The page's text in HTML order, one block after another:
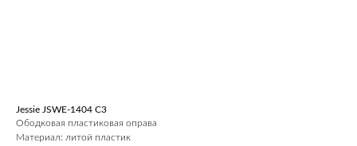
Jessie JSWE-1404 С3
Ободковая пластиковая оправа
Материал: литой пластик